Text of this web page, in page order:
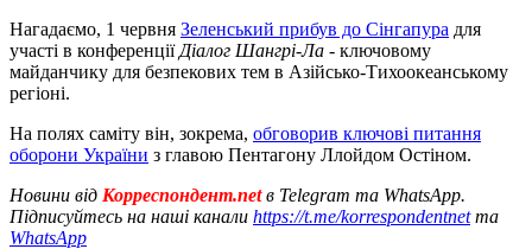
Нагадаємо, 1 червня Зеленський прибув до Сінгапура для
участі в конференції Діалог Шангрі-Ла - ключовому
майданчику для безпекових тем в Азійсько-Тихоокеанському
регіоні.
На полях саміту він, зокрема, обговорив ключові питання
оборони України з главою Пентагону Ллойдом Остіном.
Новини від Корреспондент.netв Telegram та WhatsApp.
Підписуйтесь на наші канали https://t.me/korrespondentnetта
WhatsApp